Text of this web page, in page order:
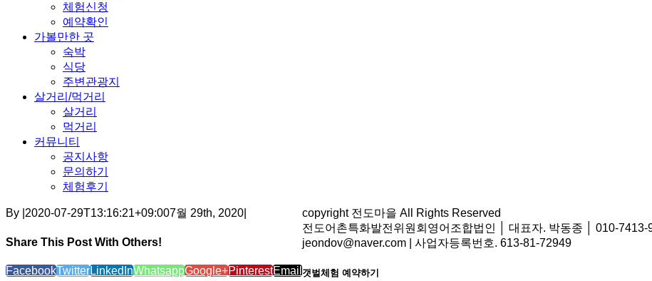
체험신청
예약확인
가볼만한 곳
숙박
식당
주변관광지
살거리/먹거리
살거리
먹거리
커뮤니티
공지사항
문의하기
체험후기
By 2020-07-29T13:16:21+09:007월 29th, 2020
Share This Post With Others!
FacebookTwitterLinkedInWhatsappGoogle+PinterestEmail
copyright 전도마을 All Rights Reserved
전도어촌특화발전위원회영어조합법인 │ 대표자. 박동종 │ 010-7413-
jeondov@naver.com | 사업자등록번호. 613-81-72949
갯벌체험 예약하기